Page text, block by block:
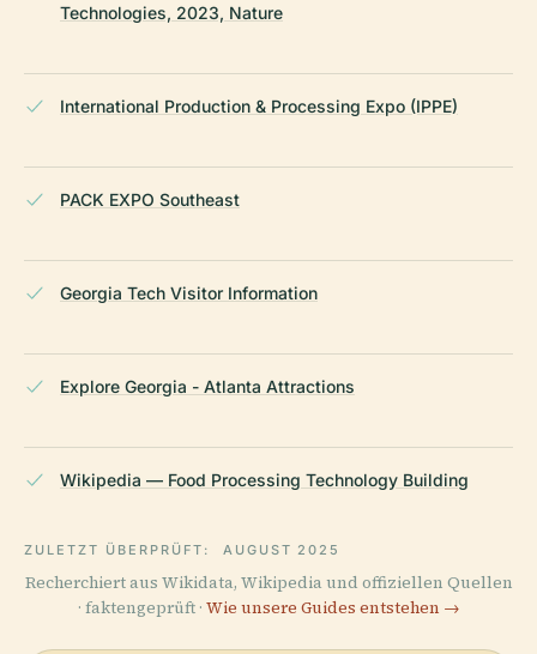
Technologies, 2023, Nature
International Production & Processing Expo (IPPE)
PACK EXPO Southeast
Georgia Tech Visitor Information
Explore Georgia - Atlanta Attractions
Wikipedia — Food Processing Technology Building
ZULETZT ÜBERPRÜFT: AUGUST 2025
Recherchiert aus Wikidata, Wikipedia und offiziellen Quellen
· faktengeprüft · Wie unsere Guides entstehen →